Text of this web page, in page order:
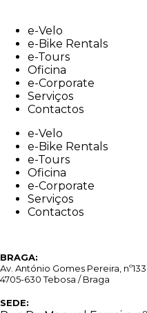
contente-Velo
e-Bike Rentals
e-Tours
Oficina
e-Corporate
Serviços
Contactos
e-Velo
e-Bike Rentals
e-Tours
Oficina
e-Corporate
Serviços
Contactos
BRAGA:
Av. António Gomes Pereira, nº133
4705-630 Tebosa / Braga
SEDE: